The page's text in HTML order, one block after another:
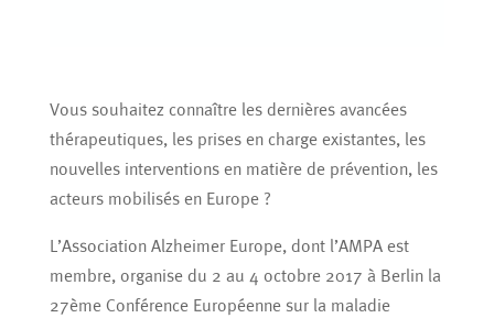
Vous souhaitez connaître les dernières avancées
thérapeutiques, les prises en charge existantes, les
nouvelles interventions en matière de prévention, les
acteurs mobilisés en Europe ?
L’Association Alzheimer Europe, dont l’AMPA est
membre, organise du 2 au 4 octobre 2017 à Berlin la
27ème Conférence Européenne sur la maladie